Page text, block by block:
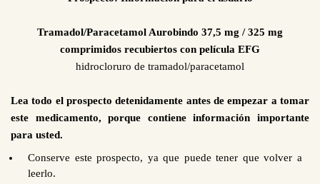
Tramadol/Paracetamol Aurobindo 37,5 mg / 325 mg
comprimidos recubiertos con película EFG
hidrocloruro de tramadol/paracetamol
Lea todo el prospecto detenidamente antes de empezar a tomar
este medicamento, porque contiene información importante
para usted.
Conserve este prospecto, ya que puede tener que volver a
leerlo.